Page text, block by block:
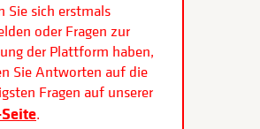
Sie sich erstmals
oder Fragen zur
der Plattform haben,
Sie Antworten auf die
Fragen auf unserer
Seite.